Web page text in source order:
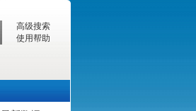
高级搜索
使用帮助